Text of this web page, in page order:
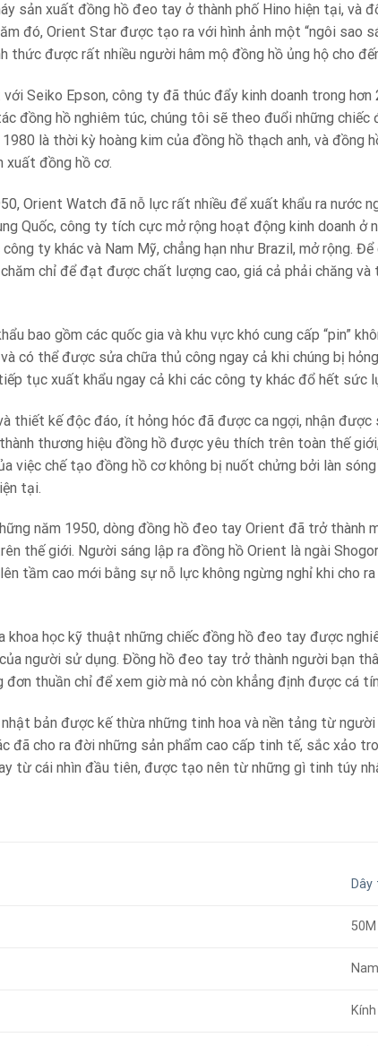
sản xuất đồng hồ đeo tay ở thành phố Hino hiện tại, và
đó, Orient Star được tạo ra với hình ảnh một “ngôi sao
thức được rất nhiều người hâm mộ đồng hồ ủng hộ cho
với Seiko Epson, công ty đã thúc đẩy kinh doanh trong
đồng hồ nghiêm túc, chúng tôi sẽ theo đuổi những chiếc
1980 là thời kỳ hoàng kim của đồng hồ thạch anh, và đồng
đồng hồ cơ.
Orient Watch đã nỗ lực rất nhiều để xuất khẩu ra nước
Quốc, công ty tích cực mở rộng hoạt động kinh doanh ở
ty khác và Nam Mỹ, chẳng hạn như Brazil, mở rộng.
chỉ để đạt được chất lượng cao, giá cả phải chăng và
bao gồm các quốc gia và khu vực khó cung cấp “pin”
có thể được sửa chữa thủ công ngay cả khi chúng bị
tục xuất khẩu ngay cả khi các công ty khác đổ hết sức
thiết kế độc đáo, ít hỏng hóc đã được ca ngợi, nhận
thương hiệu đồng hồ được yêu thích trên toàn thế
việc chế tạo đồng hồ cơ không bị nuốt chửng bởi làn
tại.
năm 1950, dòng đồng hồ đeo tay Orient đã trở thành
thế giới. Người sáng lập ra đồng hồ Orient là ngài
tầm cao mới bằng sự nỗ lực không ngừng nghỉ khi cho
khoa học kỹ thuật những chiếc đồng hồ đeo tay được
người sử dụng. Đồng hồ đeo tay trở thành người bạn
đơn thuần chỉ để xem giờ mà nó còn khẳng định được cá
bản được kế thừa những tinh hoa và nền tảng từ
đã cho ra đời những sản phẩm cao cấp tinh tế, sắc xảo
từ cái nhìn đầu tiên, được tạo nên từ những gì tinh túy
Dây
Nam